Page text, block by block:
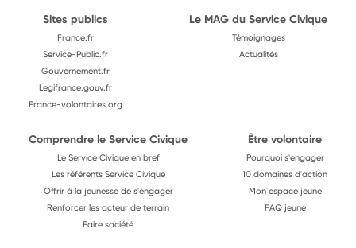
Sites publics
France.fr
Service-Public.fr
Gouvernement.fr
Legifrance.gouv.fr
France-volontaires.org
Le MAG du Service Civique
Témoignages
Actualités
Comprendre le Service Civique
Le Service Civique en bref
Les référents Service Civique
Offrir à la jeunesse de s'engager
Renforcer les acteur de terrain
Faire société
Être volontaire
Pourquoi s'engager
10 domaines d'action
Mon espace jeune
FAQ jeune